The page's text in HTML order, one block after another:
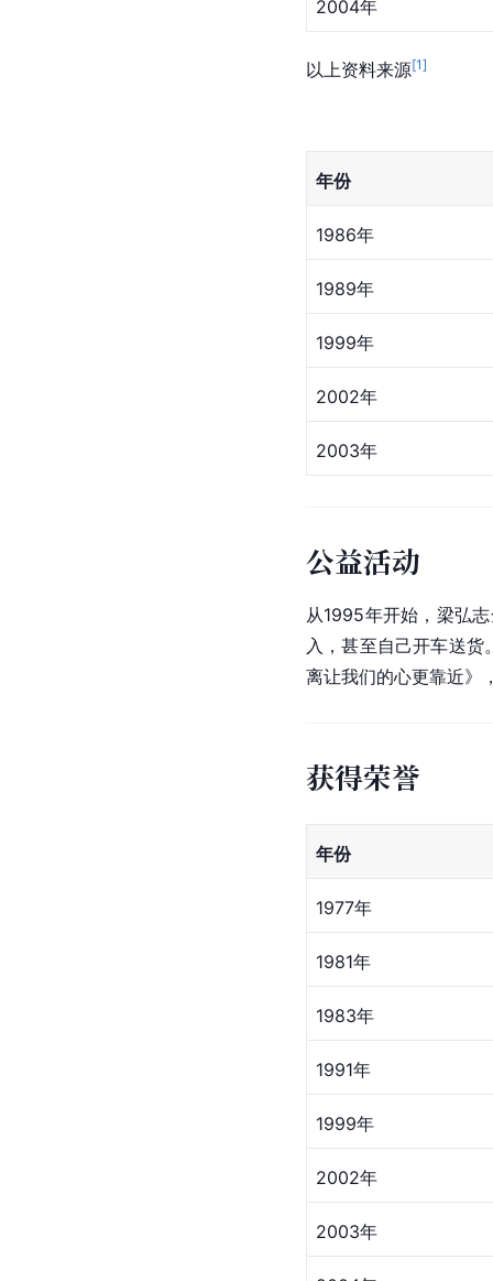
2004年
以上资料来源[1]
年份
1986年
1989年
1999年
2002年
2003年
公益活动
从1995年开始，梁弘
入，甚至自己开车送
离让我们的心更靠近》
获得荣誉
年份
1977年
1981年
1983年
1991年
1999年
2002年
2003年